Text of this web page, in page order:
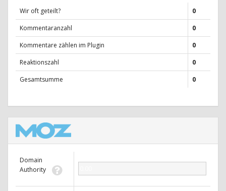
Wir oft geteilt?
0
Kommentaranzahl
0
Kommentare zählen im Plugin
0
Reaktionszahl
0
Gesamtsumme
0
Domain
Authority